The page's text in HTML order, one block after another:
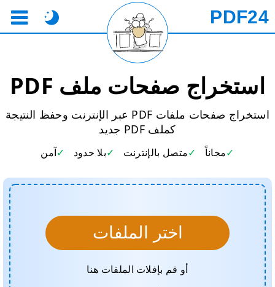
PDF24
استخراج صفحات ملف PDF
استخراج صفحات ملفات PDF عبر الإنترنت وحفظ النتيجة
كملف PDF جديد
مجاناً متصل بالإنترنت بلا حدود آمن
اختر الملفات
أو قم بإفلات الملفات هنا